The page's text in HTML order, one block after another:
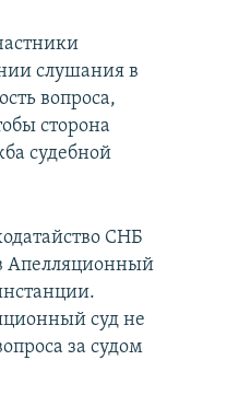
слушания в
вопроса,
сторона
судебной
СНБ
Апелляционный
суд не
за судом